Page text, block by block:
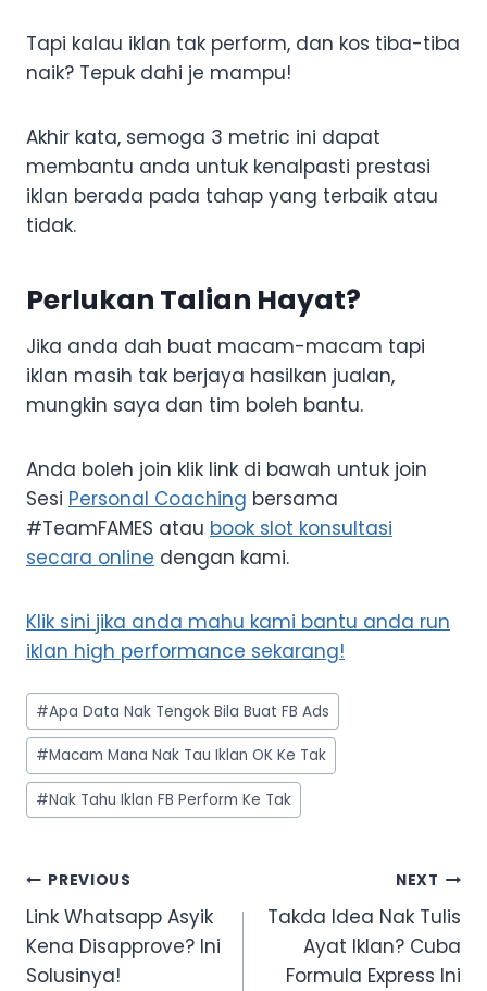
Tapi kalau iklan tak perform, dan kos tiba-tiba
naik? Tepuk dahi je mampu!
Akhir kata, semoga 3 metric ini dapat
membantu anda untuk kenalpasti prestasi
iklan berada pada tahap yang terbaik atau
tidak.
Perlukan Talian Hayat?
Jika anda dah buat macam-macam tapi
iklan masih tak berjaya hasilkan jualan,
mungkin saya dan tim boleh bantu.
Anda boleh join klik link di bawah untuk join
Sesi Personal Coaching bersama
#TeamFAMES atau book slot konsultasi
secara online dengan kami.
Klik sini jika anda mahu kami bantu anda run
iklan high performance sekarang!
Post
Tags:
#Apa Data Nak Tengok Bila Buat FB Ads
#Macam Mana Nak Tau Iklan OK Ke Tak
#Nak Tahu Iklan FB Perform Ke Tak
Post
navigation
PREVIOUS
Link Whatsapp Asyik
Kena Disapprove? Ini
Solusinya!
NEXT
Takda Idea Nak Tulis
Ayat Iklan? Cuba
Formula Express Ini